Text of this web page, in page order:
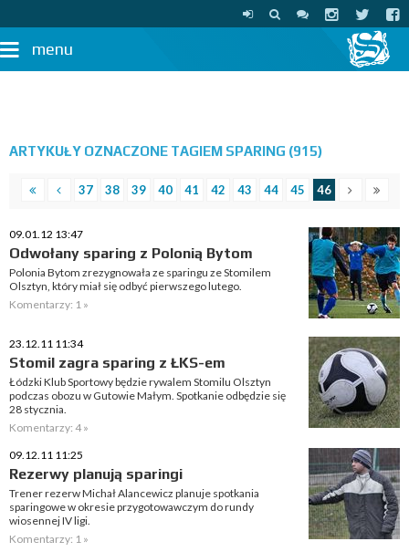
menu
ARTYKUŁY OZNACZONE TAGIEM SPARING (915)
37 38 39 40 41 42 43 44 45 46
09.01.12 13:47
Odwołany sparing z Polonią Bytom
Polonia Bytom zrezygnowała ze sparingu ze Stomilem
Olsztyn, który miał się odbyć pierwszego lutego.
Komentarzy: 1 »
23.12.11 11:34
Stomil zagra sparing z ŁKS-em
Łódzki Klub Sportowy będzie rywalem Stomilu Olsztyn
podczas obozu w Gutowie Małym. Spotkanie odbędzie się
28 stycznia.
Komentarzy: 4 »
09.12.11 11:25
Rezerwy planują sparingi
Trener rezerw Michał Alancewicz planuje spotkania
sparingowe w okresie przygotowawczym do rundy
wiosennej IV ligi.
Komentarzy: 1 »